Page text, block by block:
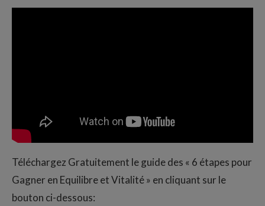
Téléchargez Gratuitement le guide des « 6 étapes pour
Gagner en Equilibre et Vitalité » en cliquant sur le
bouton ci-dessous: